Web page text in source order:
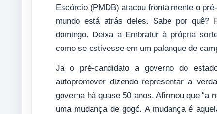
Escórcio (PMDB) atacou frontalmente o
mundo está atrás deles. Sabe por quê?
domingo. Deixa a Embratur à própria
como se estivesse em um palanque de
Já o pré-candidato a governo do
autopromover dizendo representar a
governa há quase 50 anos. Afirmou que “a
uma mudança de gogó. A mudança é